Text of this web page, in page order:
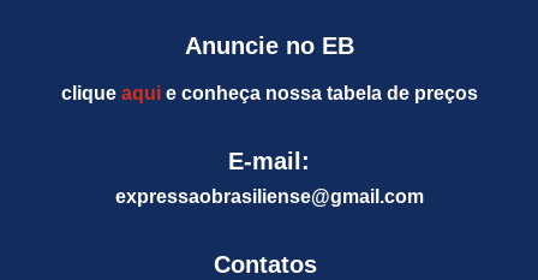
Anuncie no EB
clique aquie conheça nossa tabela de preços
E-mail:
expressaobrasiliense@gmail.com
Contatos